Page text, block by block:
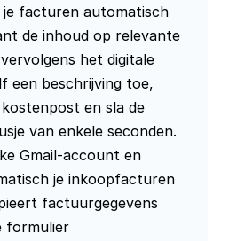
facturen automatisch
de inhoud op relevante
het digitale
een beschrijving toe,
en sla de
Gmail-account en
je inkoopfacturen
factuurgegevens
formulier